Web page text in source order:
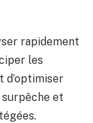
rapidement
les
d’optimiser
et